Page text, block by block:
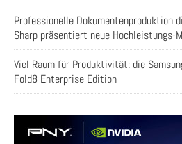
Professionelle Dokumentenproduktion
Sharp präsentiert neue Hochleistungs-
Viel Raum für Produktivität: die
Fold8 Enterprise Edition